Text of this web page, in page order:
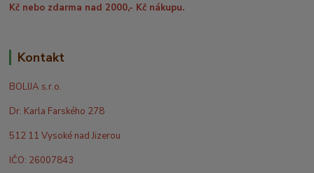
Kč nebo zdarma nad 2000,- Kč nákupu.
Kontakt
BOLIJA s.r.o.
Dr. Karla Farského 278
512 11 Vysoké nad Jizerou
IČO: 26007843